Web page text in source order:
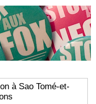
à Sao Tomé-et-